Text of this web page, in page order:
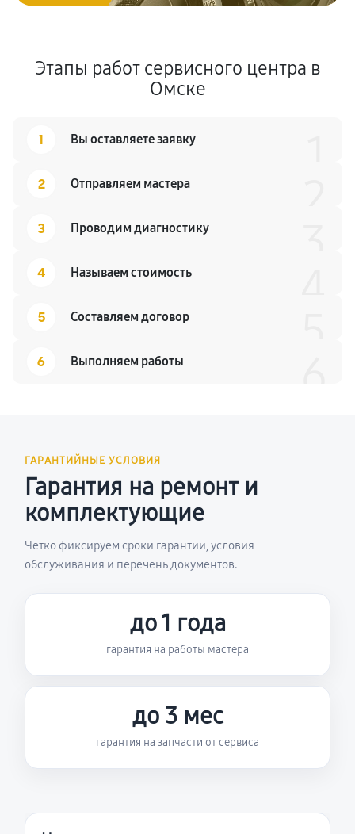
Этапы работ сервисного центра в
Омске
1 Вы оставляете заявку
2 Отправляем мастера
3 Проводим диагностику
4 Называем стоимость
5 Составляем договор
6 Выполняем работы
ГАРАНТИЙНЫЕ УСЛОВИЯ
Гарантия на ремонт и
комплектующие
Четко фиксируем сроки гарантии, условия
обслуживания и перечень документов.
до 1 года
гарантия на работы мастера
до 3 мес
гарантия на запчасти от сервиса